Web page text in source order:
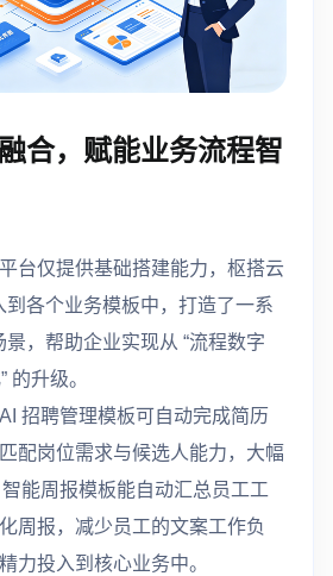
合，赋能业务流程智
台仅提供基础搭建能力，枢搭云
到各个业务模板中，打造了一系
，帮助企业实现从 “流程数字
的升级。
招聘管理模板可自动完成简历
配岗位需求与候选人能力，大幅
能周报模板能自动汇总员工工
周报，减少员工的文案工作负
力投入到核心业务中。